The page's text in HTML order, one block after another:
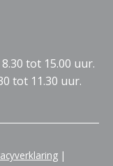
tot 15.00 uur.
tot 11.30 uur.
|